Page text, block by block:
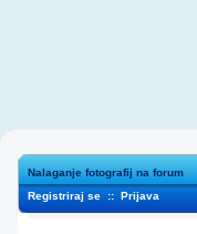
Nalaganje fotografij na forum
Registriraj se :: Prijava